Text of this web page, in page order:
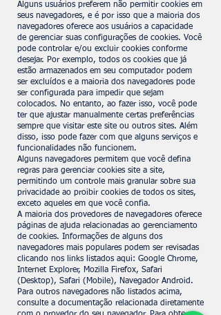
Alguns usuários preferem não permitir cookies em
seus navegadores, e é por isso que a maioria dos
navegadores oferece aos usuários a capacidade
de gerenciar suas configurações de cookies. Você
pode controlar e/ou excluir cookies conforme
desejar. Por exemplo, todos os cookies que já
estão armazenados em seu computador podem
ser excluídos e a maioria dos navegadores pode
ser configurada para impedir que sejam
colocados. No entanto, ao fazer isso, você pode
ter que ajustar manualmente certas preferências
sempre que visitar este site ou outros sites. Além
disso, isso pode fazer com que alguns serviços e
funcionalidades não funcionem.
Alguns navegadores permitem que você defina
regras para gerenciar cookies site a site,
permitindo um controle mais granular sobre sua
privacidade ao proibir cookies de todos os sites,
exceto aqueles em que você confia.
A maioria dos provedores de navegadores oferece
páginas de ajuda relacionadas ao gerenciamento
de cookies. Informações de alguns dos
navegadores mais populares podem ser revisadas
clicando nos links listados aqui: Google Chrome,
Internet Explorer, Mozilla Firefox, Safari
(Desktop), Safari (Mobile), Navegador Android.
Para outros navegadores não listados acima,
consulte a documentação relacionada diretamente